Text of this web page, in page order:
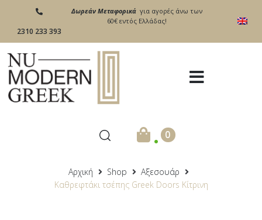
2310 233 393
Δωρεάν Μεταφορικά για αγορές άνω των
60€ εντός Ελλάδας!
. 0
Αρχική Shop
Αξεσουάρ
Καθρεφτάκι τσέπης Greek Doors Κίτρινη